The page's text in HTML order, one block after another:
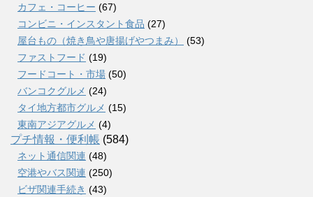
カフェ・コーヒー (67)
コンビニ・インスタント食品 (27)
屋台もの（焼き鳥や唐揚げやつまみ）
(53)
ファストフード (19)
フードコート・市場 (50)
バンコクグルメ (24)
タイ地方都市グルメ (15)
東南アジアグルメ (4)
プチ情報・便利帳 (584)
ネット通信関連 (48)
空港やバス関連 (250)
ビザ関連手続き (43)